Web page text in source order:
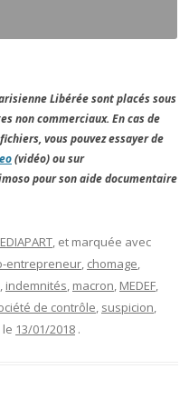
Libérée sont placés sous
non commerciaux. En cas de
vous pouvez essayer de
(vidéo) ou sur
pour son aide documentaire
, et marquée avec
entrepreneur, chomage,
, indemnités, macron, MEDEF,
de contrôle, suspicion,
le 13/01/2018 .